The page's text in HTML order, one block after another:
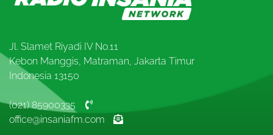
Jl. Slamet Riyadi IV No.11
Kebon Manggis, Matraman, Jakarta Timur
Indonesia 13150
(021) 85900335
office@insaniafm.com